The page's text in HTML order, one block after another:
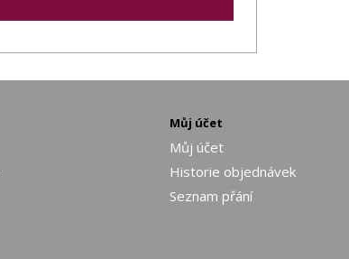
Můj účet
Můj účet
Historie objednávek
Seznam přání